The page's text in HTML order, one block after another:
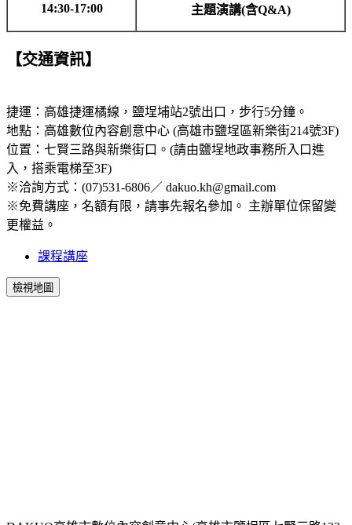
14:30-17:00 主題演講(含Q&A)
【交通資訊】
捷運：高雄捷運橘線，鹽埕埔站2號出口，步行5分鐘。
地點：高雄數位內容創意中心 (高雄市鹽埕區新樂街214號3F)
位置：七賢三路與新樂街口。(請由鹽埕地政事務所入口進
入，搭乘電梯至3F)
※洽詢方式：(07)531-6806／ dakuo.kh@gmail.com
※免費講座，名額有限，請事先報名參加。 主辦單位保留變
更權益。
課程講座
檢視地圖